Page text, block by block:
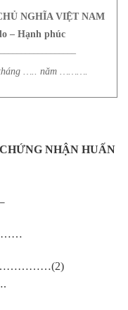
NGHĨA VIỆT NAM
– Hạnh phúc
….. năm ……….
NHẬN HUẤN